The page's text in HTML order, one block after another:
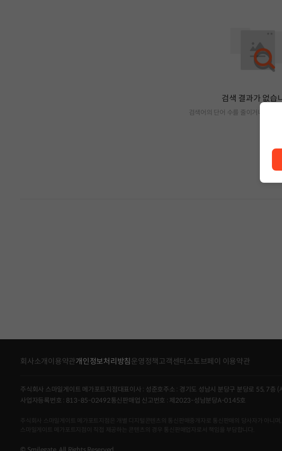
검색 결과가 없습
검색어의 단어 수를 줄이거나 필터
회사소개이용약관개인정보처리방침 운영정책고객센터스토브페이 이용약관
주식회사 스마일게이트 메가포트지점대표이사 : 성준호주소 : 경기도 성남시 분당구 분당로 55, 7층 (
사업자등록번호 : 813-85-02492통신판매업 신고번호 : 제2023-성남분당A-0145호
주식회사 스마일게이트 메가포트지점은 개별 디지털콘텐츠의 통신판매중개자로 통신판매의 당사자가 아니
스마일게이트 메가포트지점이 직접 제공하는 콘텐츠의 경우 통신판매업자로서 책임을 부담합니다.